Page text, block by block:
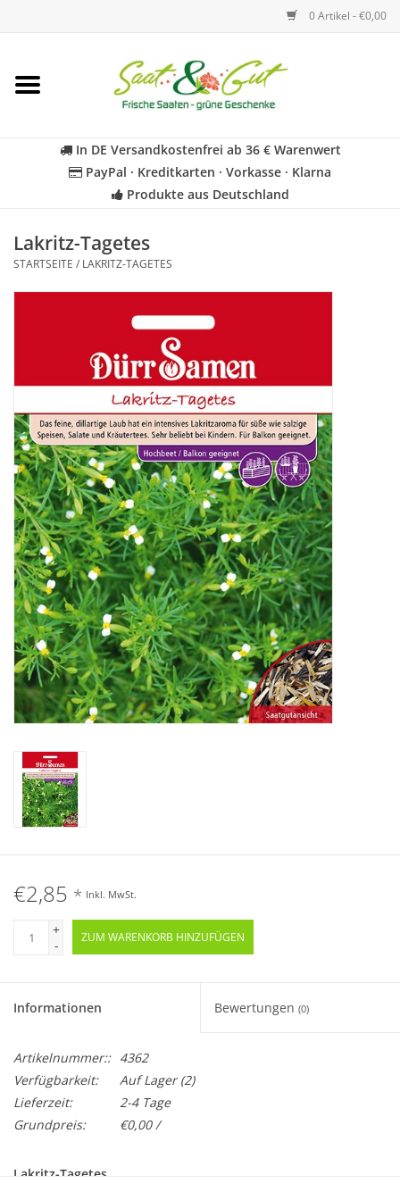
0 Artikel - €0,00
Startseite
Kräuter
Geschenkideen
Katalog
In DE Versandkostenfrei ab 36 € Warenwert
PayPal · Kreditkarten · Vorkasse · Klarna
Produkte aus Deutschland
Lakritz-Tagetes
STARTSEITE / LAKRITZ-TAGETES
€2,85 * Inkl. MwSt.
+
-
ZUM WARENKORB HINZUFÜGEN
Informationen Bewertungen (0)
Artikelnummer:: 4362
Verfügbarkeit:
Auf Lager(2)
Lieferzeit:
2-4 Tage
Grundpreis:
€0,00 /
Lakritz-Tagetes